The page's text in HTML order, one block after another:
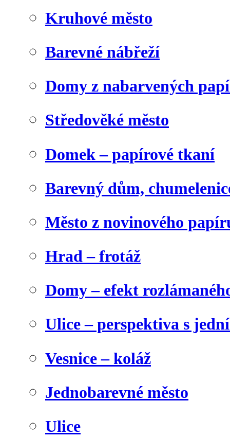
Kruhové město
Barevné nábřeží
Domy z nabarvených
Středověké město
Domek – papírové tkaní
Barevný dům,
Město z novinového
Hrad – frotáž
Domy – efekt
Ulice – perspektiva s
Vesnice – koláž
Jednobarevné město
Ulice